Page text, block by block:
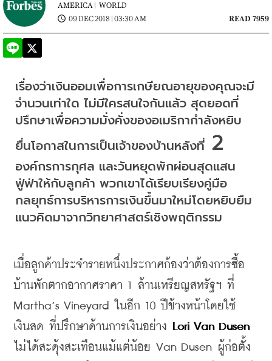
AMERICA | WORLD
09 DEC 2018 | 03:30 AM
READ 7959
เรื่องว่าเงินออมเพื่อการเกษียณอายุของคุณจะมี
จำนวนเท่าใด ไม่มีใครสนใจกันแล้ว สุดยอดที่
ปรึกษาเพื่อความมั่งคั่งของอเมริกากำลังหยิบ
ยื่นโอกาสในการเป็นเจ้าของบ้านหลังที่
องค์กรการกุศล และวันหยุดพักผ่อนสุดแสน
ฟู่ฟ่าให้กับลูกค้า พวกเขาได้เรียบเรียงคู่มือ
กลยุทธ์การบริหารการเงินขึ้นมาใหม่โดยหยิบยืม
แนวคิดมาจากวิทยาศาสตร์เชิงพฤติกรรม
เมื่อลูกค้าประจำรายหนึ่งประกาศก้องว่าต้องการซื้อ
บ้านพักตากอากาศราคา 1 ล้านเหรียญสหรัฐฯ ที่
Martha’s Vineyard
ในอีก 10 ปีข้างหน้าโดยใช้
เงินสด ที่ปรึกษาด้านการเงินอย่าง
Lori Van Dusen
ไม่ได้สะดุ้งสะเทือนแม้แต่น้อย Van Dusen ผู้ก่อตั้ง